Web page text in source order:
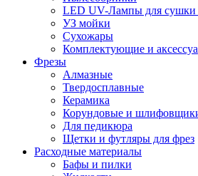
LED UV-Лампы для сушки
УЗ мойки
Сухожары
Комплектующие и
Фрезы
Алмазные
Твердосплавные
Керамика
Корундовые и
Для педикюра
Щетки и футляры для фрез
Расходные материалы
Бафы и пилки